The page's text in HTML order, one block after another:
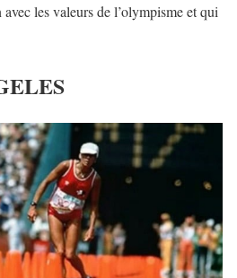
les valeurs de l’olympisme et qui